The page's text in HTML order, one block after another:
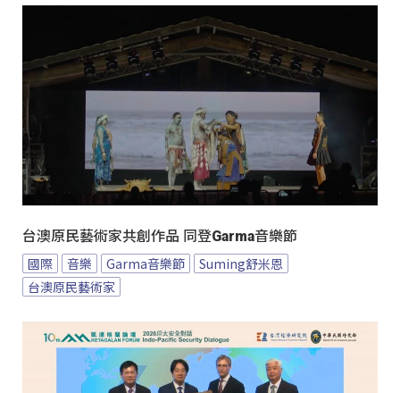
台澳原民藝術家共創作品 同登Garma音樂節
國際 音樂 Garma音樂節
Suming舒米恩
台澳原民藝術家